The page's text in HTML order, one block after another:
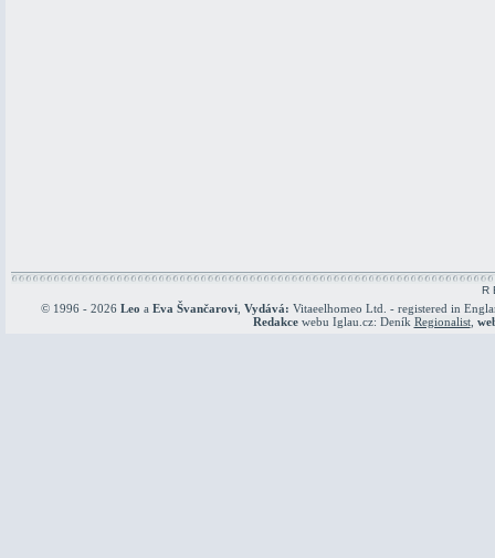
R
© 1996 - 2026 Leo a Eva Švančarovi Vydává: Vitaeelhomeo Ltd. - registered in
Redakcewebu Iglau.cz: Deník Regionalist,